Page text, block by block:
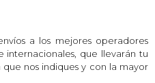
a los mejores operadores
internacionales, que llevarán tu
nos indiques y con la mayor